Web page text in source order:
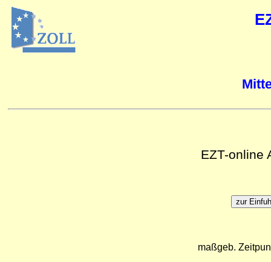
EZT-online
maßgeb.